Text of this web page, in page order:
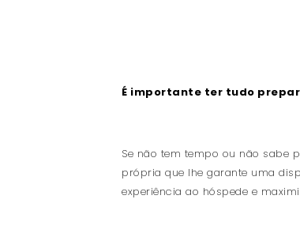
É importante ter tudo
Se não tem tempo ou não sabe
própria que lhe garante uma
experiência ao hóspede e